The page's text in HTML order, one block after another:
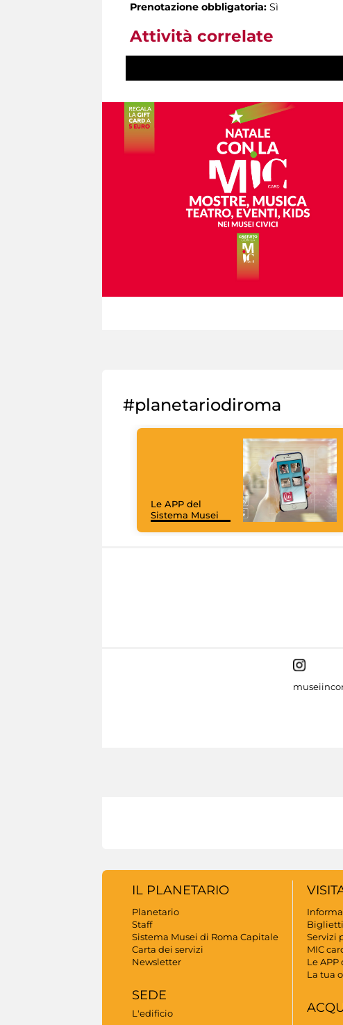
Prenotazione obbligatoria: Sì
Attività correlate
#planetariodiroma
Le APP del
Sistema Musei
IL PLANETARIO
Planetario
Staff
Sistema Musei di Roma Capitale
Carta dei servizi
Newsletter
SEDE
L'edificio
Biglietti
Servizi
MIC
Le APP
La tua